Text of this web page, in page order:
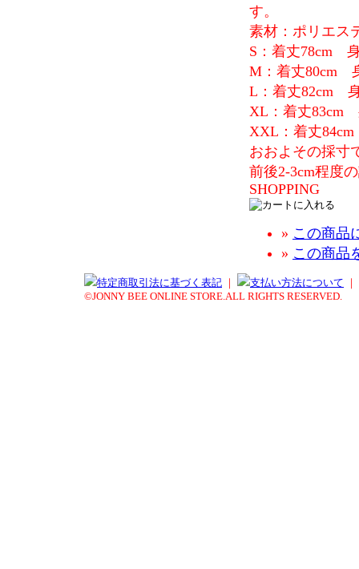
す。
素材：ポリエス
S：着丈78cm
M：着丈80cm
L：着丈82cm
XL：着丈83cm
XXL：着丈
おおよその採寸
前後2-3cm程度
SHOPPING
» この商品
» この商品
特定商取引法に基づく表記 ｜ 支払い方法について ｜
©JONNY BEE ONLINE STORE.ALL RIGHTS RESERVED.